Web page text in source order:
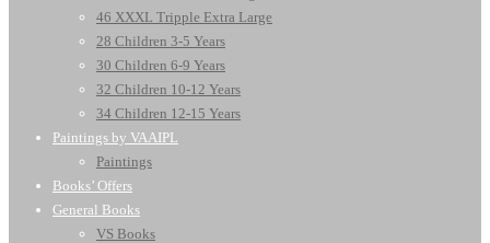
46 XXXL Tripple Extra Large
28 Children 3-5 Years
30 Children 6-9 Years
32 Children 10-12 Years
34 Children 12-15 Years
Paintings by VAAIPL
Paintings
Books’ Offers
General Books
VS Books